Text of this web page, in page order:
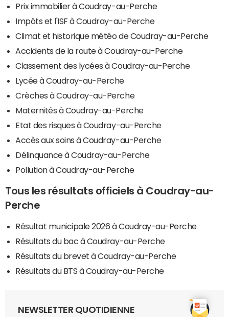
Prix immobilier à Coudray-au-Perche
Impôts et l'ISF à Coudray-au-Perche
Climat et historique météo de Coudray-au-Perche
Accidents de la route à Coudray-au-Perche
Classement des lycées à Coudray-au-Perche
Lycée à Coudray-au-Perche
Crèches à Coudray-au-Perche
Maternités à Coudray-au-Perche
Etat des risques à Coudray-au-Perche
Accès aux soins à Coudray-au-Perche
Délinquance à Coudray-au-Perche
Pollution à Coudray-au-Perche
Tous les résultats officiels à Coudray-au-
Perche
Résultat municipale 2026 à Coudray-au-Perche
Résultats du bac à Coudray-au-Perche
Résultats du brevet à Coudray-au-Perche
Résultats du BTS à Coudray-au-Perche
NEWSLETTER QUOTIDIENNE